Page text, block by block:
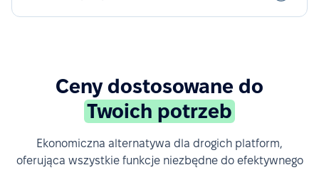
Ceny dostosowane do
Twoich potrzeb
Ekonomiczna alternatywa dla drogich platform,
oferująca wszystkie funkcje niezbędne do efektywnego